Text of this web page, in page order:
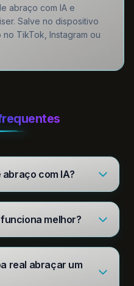
abraço com IA e
Salve no dispositivo
TikTok, Instagram ou
abraço com IA?
melhor?
real abraçar um